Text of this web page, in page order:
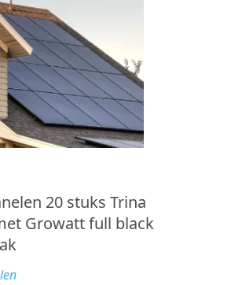
20 stuks Trina
Growatt full black